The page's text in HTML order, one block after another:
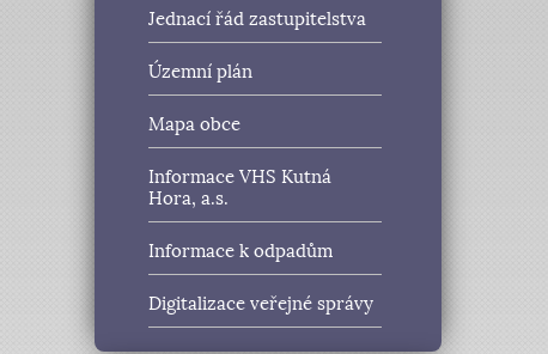
Jednací řád zastupitelstva
Územní plán
Mapa obce
Informace VHS Kutná
Hora, a.s.
Informace k odpadům
Digitalizace veřejné správy